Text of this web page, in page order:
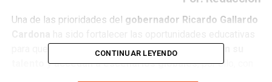
Una de las prioridades del gobernador Ricardo Gallardo
para que las y los
jóvenes potosinos desarrollen su
talento y accedan a escenarios globales, por ello, con
CONTINUAR LEYENDO